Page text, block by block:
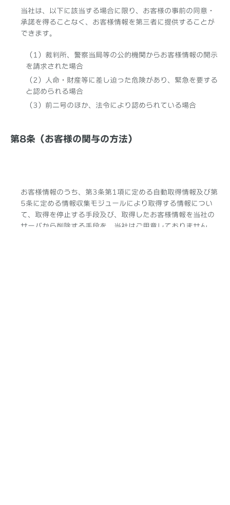
当社は、以下に該当する場合に限り、お客様の事前の同意・
承諾を得ることなく、お客様情報を第三者に提供することが
できます。
（1）裁判所、警察当局等の公的機関からお客様情報の開示
を請求された場合
（2）人命・財産等に差し迫った危険があり、緊急を要する
と認められる場合
（3）前二号のほか、法令により認められている場合
第8条（お客様の関与の方法）
お客様情報のうち、第3条第1項に定める自動取得情報及び第
5条に定める情報収集モジュールにより取得する情報につい
て、取得を停止する手段及び、取得したお客様情報を当社の
サーバから削除する手段を、当社はご用意しておりません。